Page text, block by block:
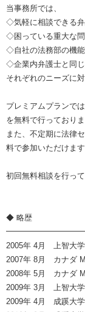
当事務所では、
◇気軽に相談できる
◇困っている重大な
◇自社の法務部の機
◇企業内弁護士と同
それぞれのニーズに
プレミアムプランで
を無料で行っておりま
また、不定期に法律
料で参加いただけます
初回無料相談を行っ
◆ 略歴
2005年 4月 上智大
2007年 8月 カナダ
2008年 5月 カナダ
2009年 3月 上智大
2009年 4月 成蹊大